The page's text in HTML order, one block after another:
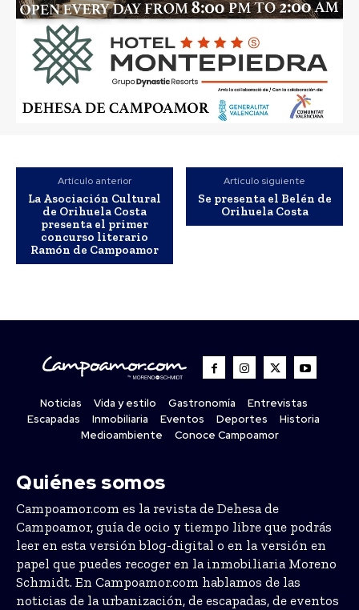
Artículo anterior
La Asociación Cultural
de Orihuela Costa
presenta el primer
concurso literario
Ramón de Campoamor
Artículo siguiente
Se presenta el Belén de
Orihuela Costa
Noticias Vida y estilo Gastronomía
Entrevistas
Escapadas
Inmobiliaria Eventos Deportes
Historia
Medioambiente
Conoce Campoamor
Quiénes somos
Campoamor.com es la revista de Dehesa de
Campoamor, guía de ocio y tiempo libre que podrás
leer en esta versión blog-digital o en la versión en
papel que puedes recoger en la inmobiliaria Moreno
Schmidt. En Campoamor.com hablamos de las
noticias de la urbanización, de escapadas, de eventos